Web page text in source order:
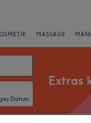
MASSAGE
Datum
Extras